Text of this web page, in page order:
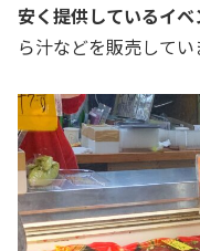
安く提供しているイベ
ら汁などを販売してい